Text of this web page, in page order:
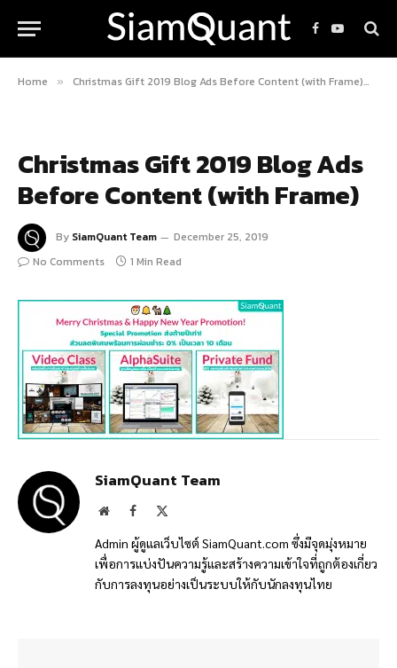
Facebook
YouTube
Home » Christmas Gift 2019 Blog Ads Before Content (with Frame)
Christmas Gift 2019 Blog Ads
Before Content (with Frame)
By SiamQuant Team
December 25, 2019
No Comments
1 Min Read
SiamQuant Team
WebsiteFacebook
Admin ผู้ดูแลเว็บไซต์ SiamQuant.com ซึ่งมีจุดมุ่งหมาย
เพื่อการแบ่งปันความรู้และสร้างความเข้าใจที่ถูกต้องเกี่ยว
กับการลงทุนอย่างเป็นระบบให้กับนักลงทุนไทย